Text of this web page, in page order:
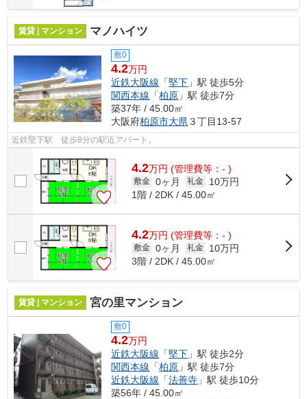
賃貸 | マンション マノハイツ
敷0
4.2万円
近鉄大阪線 「堅下 」駅 徒歩5分
関西本線 「柏原 」駅 徒歩7分
築37年 / 45.00㎡
大阪府柏原市大県 ３丁目13-57
近鉄堅下駅 徒歩8分の駅近アパート。
4.2万円 (管理費等：- )
敷金 0ヶ月 礼金
10万円
1階 / 2DK / 45.00㎡
4.2万円 (管理費等：- )
敷金 0ヶ月 礼金
10万円
3階 / 2DK / 45.00㎡
賃貸 | マンション 宮の里マンション
敷0
4.2万円
近鉄大阪線 「堅下 」駅 徒歩2分
関西本線 「柏原 」駅 徒歩7分
近鉄大阪線 「法善寺 」駅 徒歩10分
築56年 / 45.00㎡